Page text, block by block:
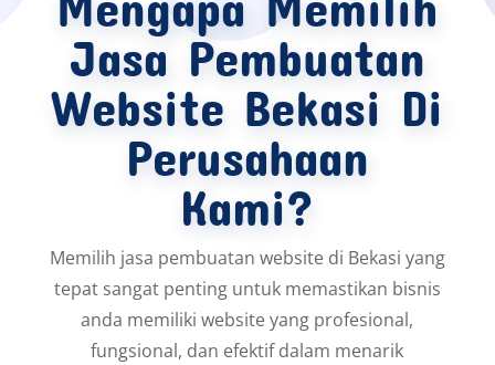
Jasa Pembuatan
Website Bekasi Di
Perusahaan
Kami?
Memilih jasa pembuatan website di Bekasi yang
tepat sangat penting untuk memastikan bisnis
anda memiliki website yang profesional,
fungsional, dan efektif dalam menarik